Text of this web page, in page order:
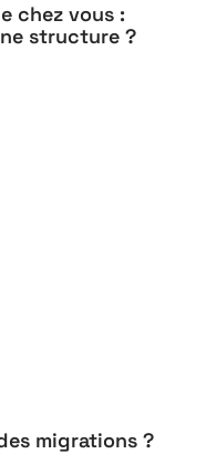
chez vous :
structure ?
migrations ?